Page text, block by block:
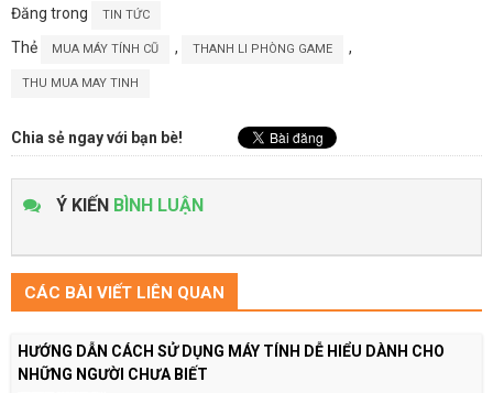
Đăng trong TIN TỨC
Thẻ MUA MÁY TÍNH CŨ , THANH LI PHÒNG GAME ,
THU MUA MAY TINH
Chia sẻ ngay với bạn bè!
Ý KIẾN BÌNH LUẬN
CÁC BÀI VIẾT LIÊN QUAN
HƯỚNG DẪN CÁCH SỬ DỤNG MÁY TÍNH DỄ HIỂU DÀNH CHO
NHỮNG NGƯỜI CHƯA BIẾT